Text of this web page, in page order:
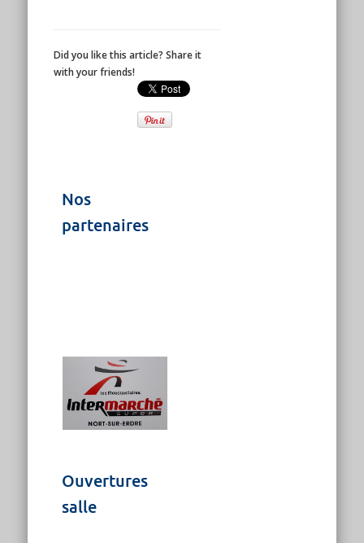
Did you like this article? Share it
with your friends!
Nos
partenaires
Ouvertures
salle